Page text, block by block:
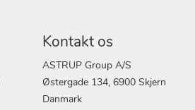
Kontakt os
ASTRUP Group A/S
Østergade 134, 6900 Skjern
Danmark